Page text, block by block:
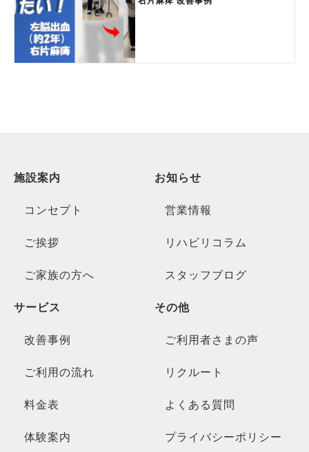
施設案内
コンセプト
ご挨拶
ご家族の方へ
お知らせ
営業情報
リハビリコラム
スタッフブログ
サービス
改善事例
ご利用の流れ
料金表
体験案内
その他
ご利用者さまの声
リクルート
よくある質問
プライバシーポリシー